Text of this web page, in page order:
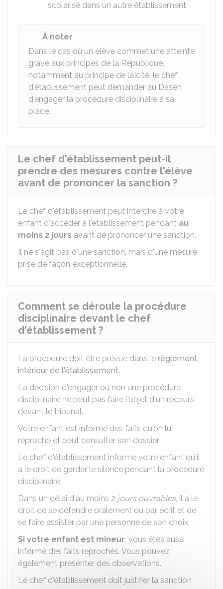
scolarisé dans un autre établissement.
À noter
Dans le cas où un élève commet une atteinte
grave aux principes de la République,
notamment au principe de laïcité, le chef
d'établissement peut demander au Dasen
d'engager la procédure disciplinaire à sa
place.
Le chef d'établissement peut-il
prendre des mesures contre l'élève
avant de prononcer la sanction ?
Le chef d'établissement peut interdire à votre
enfant d'accéder à l'établissement pendant au
moins 2 jours avant de prononcer une sanction.
Il ne s'agit pas d'une sanction, mais d'une mesure
prise de façon exceptionnelle.
Comment se déroule la procédure
disciplinaire devant le chef
d'établissement ?
La procédure doit être prévue dans le règlement
intérieur de l'établissement.
La décision d'engager ou non une procédure
disciplinaire ne peut pas faire l'objet d'un recours
devant le tribunal.
Votre enfant est informé des faits qu'on lui
reproche et peut consulter son dossier.
Le chef d'établissement informe votre enfant qu'il
a le droit de garder le silence pendant la procédure
disciplinaire.
Dans un délai d'au moins 2 jours ouvrables, il a le
droit de se défendre oralement ou par écrit et de
se faire assister par une personne de son choix.
Si votre enfant est mineur, vous êtes aussi
informé des faits reprochés. Vous pouvez
également présenter des observations.
Le chef d'établissement doit justifier la sanction